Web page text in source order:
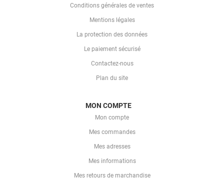
Conditions générales de ventes
Mentions légales
La protection des données
Le paiement sécurisé
Contactez-nous
Plan du site
MON COMPTE
Mon compte
Mes commandes
Mes adresses
Mes informations
Mes retours de marchandise